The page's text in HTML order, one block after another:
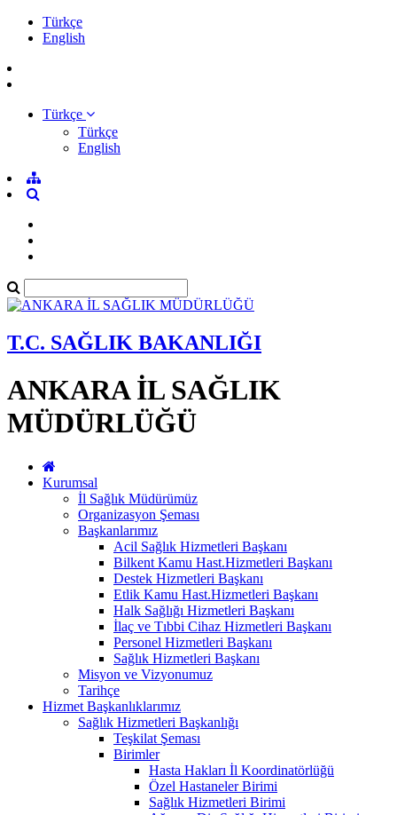
Türkçe
English
Türkçe
Türkçe
English
T.C. SAĞLIK BAKANLIĞI
ANKARA İL SAĞLIK
MÜDÜRLÜĞÜ
Kurumsal
İl Sağlık Müdürümüz
Organizasyon Şeması
Başkanlarımız
Acil Sağlık Hizmetleri Başkanı
Bilkent Kamu Hast.Hizmetleri Başkanı
Destek Hizmetleri Başkanı
Etlik Kamu Hast.Hizmetleri Başkanı
Halk Sağlığı Hizmetleri Başkanı
İlaç ve Tıbbi Cihaz Hizmetleri Başkanı
Personel Hizmetleri Başkanı
Sağlık Hizmetleri Başkanı
Misyon ve Vizyonumuz
Tarihçe
Hizmet Başkanlıklarımız
Sağlık Hizmetleri Başkanlığı
Teşkilat Şeması
Birimler
Hasta Hakları İl Koordinatörlüğü
Özel Hastaneler Birimi
Sağlık Hizmetleri Birimi